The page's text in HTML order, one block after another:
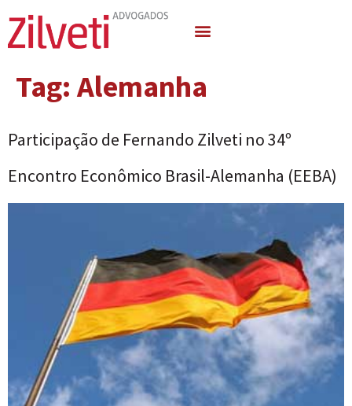
Tag: Alemanha
Participação de Fernando Zilveti no 34º
Encontro Econômico Brasil-Alemanha (EEBA)